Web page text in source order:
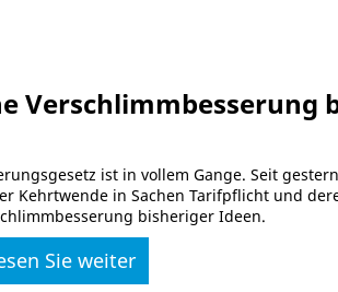
Verschlimmbesserung
ist in vollem Gange. Seit
Kehrtwende in Sachen Tarifpflicht und
bisheriger Ideen.
Sie weiter